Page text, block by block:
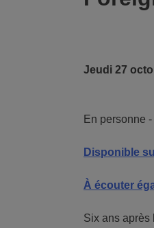
Jeudi 27
En personne
Disponible
À écouter
Six ans après